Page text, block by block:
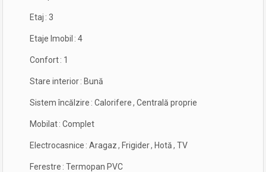
Etaj : 3
Etaje Imobil : 4
Confort: 1
Stare interior: Bună
Sistem încălzire : Calorifere, Centrală proprie
Mobilat: Complet
Electrocasnice : Aragaz, Frigider, Hotă, TV
Ferestre : Termopan PVC